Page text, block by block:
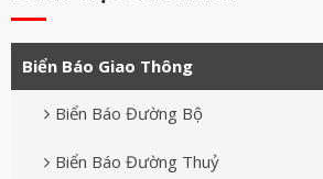
Biển Báo Giao Thông
Biển Báo Đường Bộ
Biển Báo Đường Thuỷ